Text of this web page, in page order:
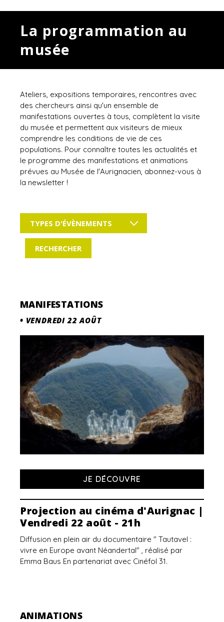
La programmation au
musée
Ateliers, expositions temporaires, rencontres avec
des chercheurs ainsi qu'un ensemble de
manifestations ouvertes à tous, complètent la visite
du musée et permettent aux visiteurs de mieux
comprendre les conditions de vie de ces
populations. Pour connaître toutes les actualités et
le programme des manifestations et animations
prévues au Musée de l'Aurignacien, abonnez-vous à
la newsletter !
TYPES D'ÉVÈNEMENTS
MANIFESTATIONS
• VENDREDI 22 AOÛT
JE DÉCOUVRE
Projection au cinéma d'Aurignac |
Vendredi 22 août - 21h
Diffusion en plein air du documentaire " Tautavel :
vivre en Europe avant Néandertal" , réalisé par
Emma Baus En partenariat avec Cinéfol 31.
ANIMATIONS